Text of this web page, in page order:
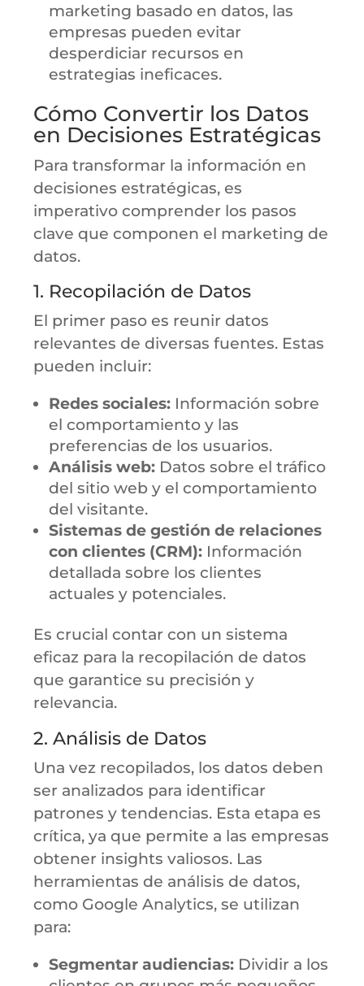
marketing basado en datos, las
empresas pueden evitar
desperdiciar recursos en
estrategias ineficaces.
Cómo Convertir los Datos
en Decisiones Estratégicas
Para transformar la información en
decisiones estratégicas, es
imperativo comprender los pasos
clave que componen el marketing de
datos.
1. Recopilación de Datos
El primer paso es reunir datos
relevantes de diversas fuentes. Estas
pueden incluir:
Redes sociales: Información sobre
el comportamiento y las
preferencias de los usuarios.
Análisis web: Datos sobre el tráfico
del sitio web y el comportamiento
del visitante.
Sistemas de gestión de relaciones
con clientes (CRM): Información
detallada sobre los clientes
actuales y potenciales.
Es crucial contar con un sistema
eficaz para la recopilación de datos
que garantice su precisión y
relevancia.
2. Análisis de Datos
Una vez recopilados, los datos deben
ser analizados para identificar
patrones y tendencias. Esta etapa es
crítica, ya que permite a las empresas
obtener insights valiosos. Las
herramientas de análisis de datos,
como Google Analytics, se utilizan
para:
Segmentar audiencias: Dividir a los